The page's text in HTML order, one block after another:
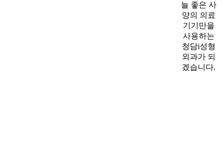
늘 좋은 사
양의 의료
기기만을
사용하는
청담i성형
외과가 되
겠습니다.